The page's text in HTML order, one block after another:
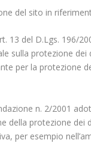
del sito in
13 del D.Lgs. 196/
sulla protezione
per la
n. 2/2001
protezione dei
per esempio